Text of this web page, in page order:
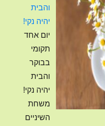
והבית
יהיה נקי!
יום אחד
תקומי
בבוקר
והבית
יהיה נקי!
משחת
השיניים